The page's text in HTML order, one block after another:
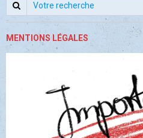
MENTIONS LÉGALES